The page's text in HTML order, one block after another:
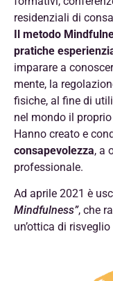
residenziali di
Il metodo
pratiche
imparare a
mente, la
fisiche, al fine di
nel mondo il
Hanno creato e
consapevolezza, a
professionale.
Ad aprile 2021 è
Mindfulness”, che
un’ottica di